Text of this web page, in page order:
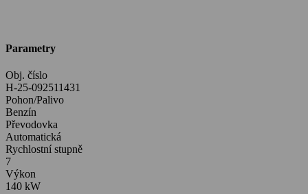
Parametry
Obj. číslo
H-25-092511431
Pohon/Palivo
Benzín
Převodovka
Automatická
Rychlostní stupně
7
Výkon
140 kW